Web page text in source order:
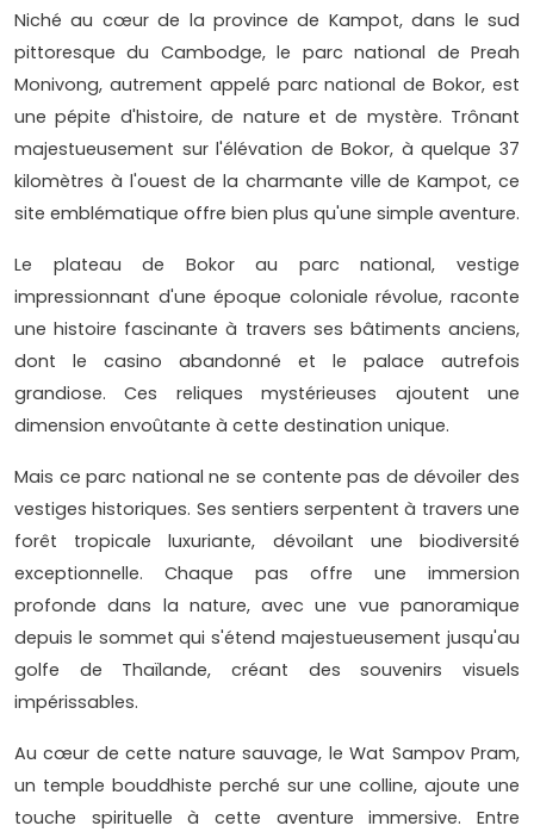
Niché au cœur de la province de Kampot, dans le sud
pittoresque du Cambodge, le parc national de Preah
Monivong, autrement appelé parc national de Bokor, est
une pépite d'histoire, de nature et de mystère. Trônant
majestueusement sur l'élévation de Bokor, à quelque 37
kilomètres à l'ouest de la charmante ville de Kampot, ce
site emblématique offre bien plus qu'une simple aventure.
Le plateau de Bokor au parc national, vestige
impressionnant d'une époque coloniale révolue, raconte
une histoire fascinante à travers ses bâtiments anciens,
dont le casino abandonné et le palace autrefois
grandiose. Ces reliques mystérieuses ajoutent une
dimension envoûtante à cette destination unique.
Mais ce parc national ne se contente pas de dévoiler des
vestiges historiques. Ses sentiers serpentent à travers une
forêt tropicale luxuriante, dévoilant une biodiversité
exceptionnelle. Chaque pas offre une immersion
profonde dans la nature, avec une vue panoramique
depuis le sommet qui s'étend majestueusement jusqu'au
golfe de Thaïlande, créant des souvenirs visuels
impérissables.
Au cœur de cette nature sauvage, le Wat Sampov Pram,
un temple bouddhiste perché sur une colline, ajoute une
touche spirituelle à cette aventure immersive. Entre